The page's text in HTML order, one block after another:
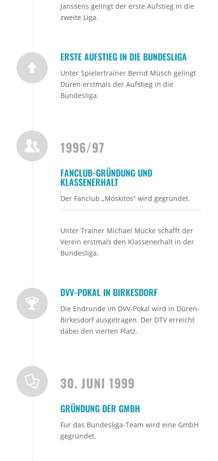
Janssens gelingt der erste Aufstieg in die
zweite Liga.
ERSTE AUFSTIEG IN DIE BUNDESLIGA
Unter Spielertrainer Bernd Müsch gelingt
Düren erstmals der Aufstieg in die
Bundesliga.
1996/97
FANCLUB-GRÜNDUNG UND
KLASSENERHALT
Der Fanclub „Moskitos“ wird gegründet.
Unter Trainer Michael Mücke schafft der
Verein erstmals den Klassenerhalt in der
Bundesliga.
DVV-POKAL IN BIRKESDORF
Die Endrunde im DVV-Pokal wird in Düren-
Birkesdorf ausgetragen. Der DTV erreicht
dabei den vierten Platz.
30. JUNI 1999
GRÜNDUNG DER GMBH
Für das Bundesliga-Team wird eine GmbH
gegründet.